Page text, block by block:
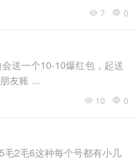
 7  0
送一个10-10爆红包，起送
友账 ...
 10  0
2毛6这种每个号都有小几